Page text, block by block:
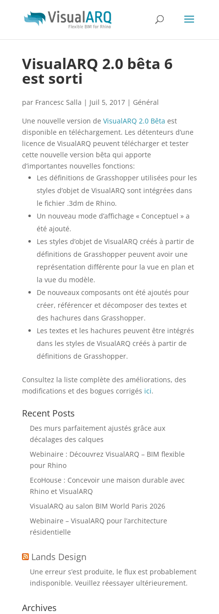
VisualARQ 2.0 bêta 6
est sorti
par Francesc Salla | Juil 5, 2017| Général
Une nouvelle version de VisualARQ 2.0 Bêta est
disponible en téléchargement. Les détenteurs d’une
licence de VisualARQ peuvent télécharger et tester
cette nouvelle version bêta qui apporte
d’importantes nouvelles fonctions:
Les définitions de Grasshopper utilisées pour les
styles d’objet de VisualARQ sont intégrées dans
le fichier .3dm de Rhino.
Un nouveau mode d’affichage « Conceptuel » a
été ajouté.
Les styles d’objet de VisualARQ créés à partir de
définitions de Grasshopper peuvent avoir une
représentation différente pour la vue en plan et
la vue du modèle.
De nouveaux composants ont été ajoutés pour
créer, référencer et décomposer des textes et
des hachures dans Grasshopper.
Les textes et les hachures peuvent être intégrés
dans les styles de VisualARQ créés à partir de
définitions de Grasshopper.
Consultez la liste complète des améliorations, des
modifications et des bogues corrigés ici.
Recent Posts
Des murs parfaitement ajustés grâce aux
décalages des calques
Webinaire : Découvrez VisualARQ – BIM flexible
pour Rhino
EcoHouse : Concevoir une maison durable avec
Rhino et VisualARQ
VisualARQ au salon BIM World Paris 2026
Webinaire – VisualARQ pour l’architecture
résidentielle
Lands Design
Une erreur s’est produite, le flux est probablement
indisponible. Veuillez réessayer ultérieurement.
Archives